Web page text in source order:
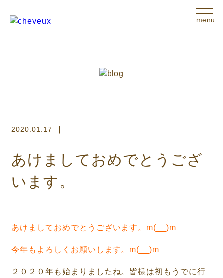
menu
2020.01.17
あけましておめでとうござ
います。
あけましておめでとうございます。 m(__)m
今年もよろしくお願いします。 m(__)m
２０２０年も始まりましたね。皆様は初もうでに行